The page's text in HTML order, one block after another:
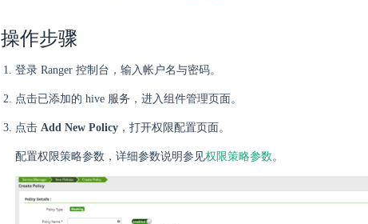
操作步骤
登录 Ranger 控制台，输入帐户名与密码。
点击已添加的 hive 服务，进入组件管理页面。
点击 Add New Policy ，打开权限配置页面。
配置权限策略参数，详细参数说明参见权限策略参数。